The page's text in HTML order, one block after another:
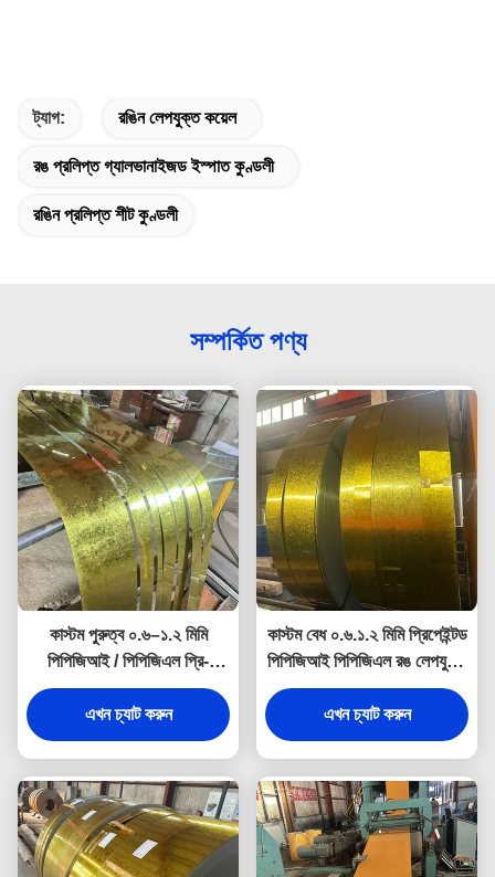
ট্যাগ: রঙিন লেপযুক্ত কয়েল
রঙ প্রলিপ্ত গ্যালভানাইজড ইস্পাত কুণ্ডলী
রঙিন প্রলিপ্ত শীট কুণ্ডলী
সম্পর্কিত পণ্য
কাস্টম পুরুত্ব ০.৬–১.২ মিমি
পিপিজিআই / পিপিজিএল প্রি-
পেইন্টেড কালার কোটেড
গ্যালভানাইজড স্টিল কয়েল ও শিট
এখন চ্যাট করুন
কাস্টম বেধ ০.৬.১.২ মিমি প্রিপেইন্টড
পিপিজিআই পিপিজিএল রঙ লেপযুক্ত
গ্যালভানাইজড স্টিল শীট ও কয়েল
এখন চ্যাট করুন